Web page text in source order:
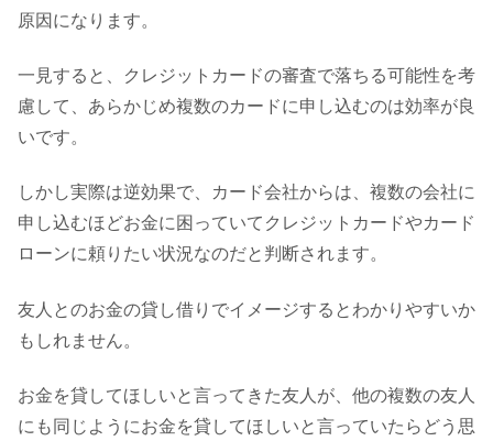
原因になります。
一見すると、クレジットカードの審査で落ちる可能性を考
慮して、あらかじめ複数のカードに申し込むのは効率が良
いです。
しかし実際は逆効果で、カード会社からは、複数の会社に
申し込むほどお金に困っていてクレジットカードやカード
ローンに頼りたい状況なのだと判断されます。
友人とのお金の貸し借りでイメージするとわかりやすいか
もしれません。
お金を貸してほしいと言ってきた友人が、他の複数の友人
にも同じようにお金を貸してほしいと言っていたらどう思